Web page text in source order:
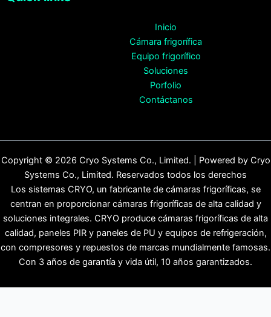
Inicio
Cámara frigorífica
Equipo frigorífico
Soluciones
Porfolio
Contáctanos
Copyright © 2026 Cryo Systems Co., Limited. | Powered by Cryo
Systems Co., Limited. Reservados todos los derechos
Los sistemas CRYO, un fabricante de cámaras frigoríficas, se
centran en proporcionar cámaras frigoríficas de alta calidad y
soluciones integrales. CRYO produce cámaras frigoríficas de alta
calidad, paneles PIR y paneles de PU y equipos de refrigeración,
con compresores y repuestos de marcas mundialmente famosas.
Con 3 años de garantía y vida útil, 10 años garantizados.